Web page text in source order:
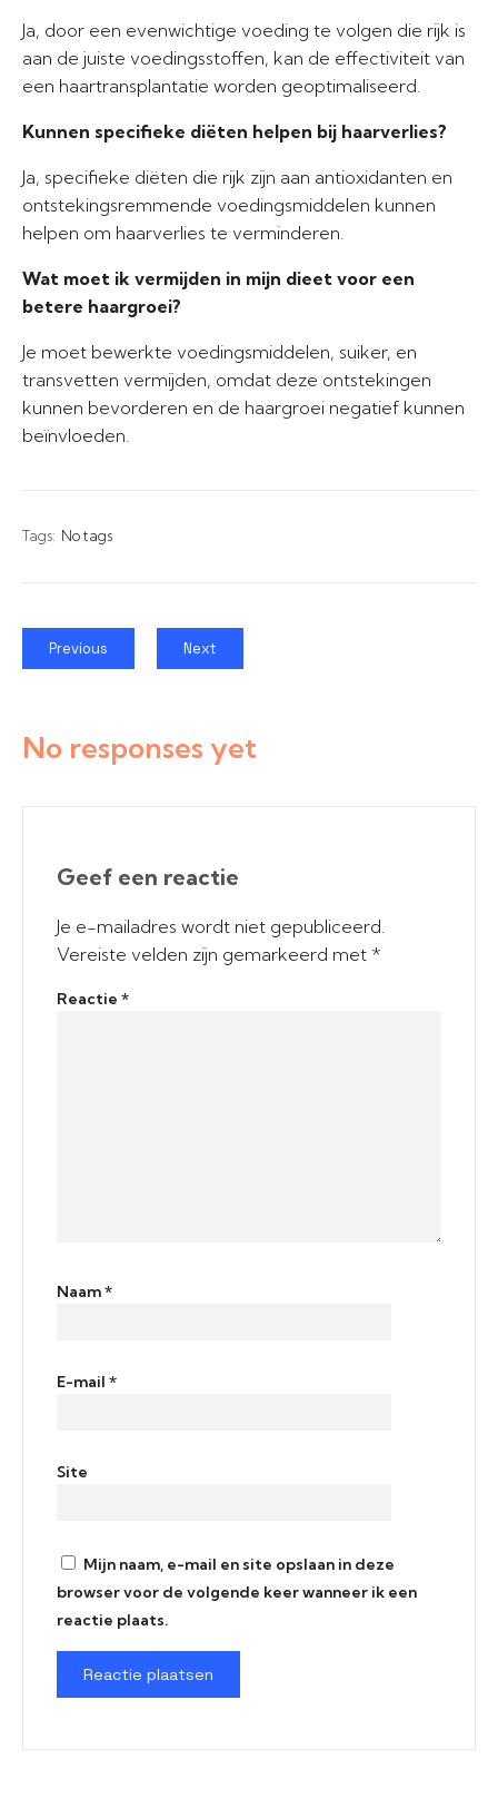
Ja, door een evenwichtige voeding te volgen die rijk is
aan de juiste voedingsstoffen, kan de effectiviteit van
een haartransplantatie worden geoptimaliseerd.
Kunnen specifieke diëten helpen bij haarverlies?
Ja, specifieke diëten die rijk zijn aan antioxidanten en
ontstekingsremmende voedingsmiddelen kunnen
helpen om haarverlies te verminderen.
Wat moet ik vermijden in mijn dieet voor een
betere haargroei?
Je moet bewerkte voedingsmiddelen, suiker, en
transvetten vermijden, omdat deze ontstekingen
kunnen bevorderen en de haargroei negatief kunnen
beïnvloeden.
Tags: No tags
Previous Next
No responses yet
Geef een reactie
Je e-mailadres wordt niet gepubliceerd.
Vereiste velden zijn gemarkeerd met *
Reactie *
Naam*
E-mail *
Site
Mijn naam, e-mail en site opslaan in deze
browser voor de volgende keer wanneer ik een
reactie plaats.